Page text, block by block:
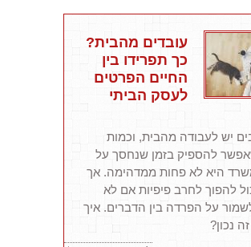
עובדים מהבית?
כך תפרידו בין
החיים הפרטים
לעסק הביתי
יש לעבודה מהבית, וכמות
להספיק בזמן שנחסך על
היא לא פחות ממדהימה. אך
להפוך לחרב פיפיות אם לא
על הפרדה בין הדברים. איך
נכון?